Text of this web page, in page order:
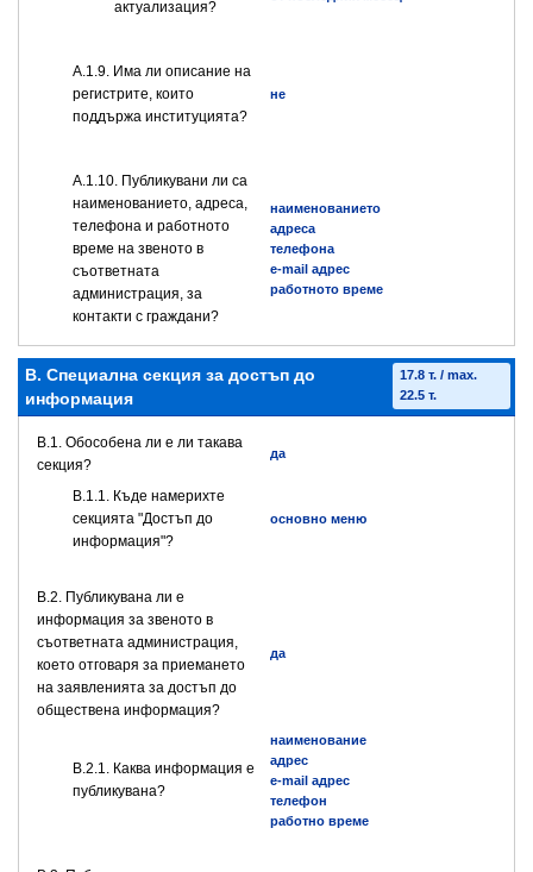
актуализация?
А.1.9. Има ли описание на
регистрите, които
поддържа институцията?
не
А.1.10. Публикувани ли са
наименованието, адреса,
телефона и работното
време на звеното в
съответната
администрация, за
контакти с граждани?
наименованието
адреса
телефона
e-mail адрес
работното време
B. Специална секция за достъп до
информация
17.8 т. / max.
22.5 т.
В.1. Обособена ли е ли такава
секция?
да
В.1.1. Къде намерихте
секцията "Достъп до
информация"?
основно меню
В.2. Публикувана ли е
информация за звеното в
съответната администрация,
което отговаря за приемането
на заявленията за достъп до
обществена информация?
да
B.2.1. Каква информация е
публикувана?
наименование
адрес
e-mail адрес
телефон
работно време